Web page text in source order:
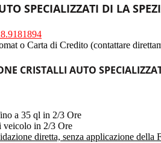
SPECIALIZZATI DI LA
o Carta di Credito (contattare
CRISTALLI AUTO
a 35 ql in 2/3 Ore
veicolo in 2/3 Ore
diretta, senza applicazione della